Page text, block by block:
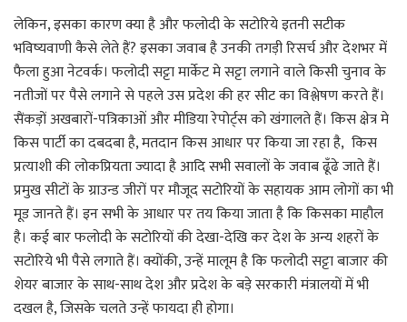
लेकिन, इसका कारण क्या है और फलोदी के सटोरिये इतनी सटीक
भविष्यवाणी कैसे लेते हैं? इसका जवाब है उनकी तगड़ी रिसर्च और देशभर में
फैला हुआ नेटवर्क। फलोदी सट्टा मार्केट मे सट्टा लगाने वाले किसी चुनाव के
नतीजों पर पैसे लगाने से पहले उस प्रदेश की हर सीट का विश्लेषण करते हैं।
सैंकड़ों अखबारों-पत्रिकाओं और मीडिया रेपोर्ट्स को खंगालते हैं। किस क्षेत्र मे
किस पार्टी का दबदबा है, मतदान किस आधार पर किया जा रहा है, किस
प्रत्याशी की लोकप्रियता ज्यादा है आदि सभी सवालों के जवाब ढूँढे जाते हैं।
प्रमुख सीटों के ग्राउन्ड जीरों पर मौजूद सटोरियों के सहायक आम लोगों का भी
मूड जानते हैं। इन सभी के आधार पर तय किया जाता है कि किसका माहौल
है। कई बार फलोदी के सटोरियों की देखा-देखि कर देश के अन्य शहरों के
सटोरिये भी पैसे लगाते हैं। क्योंकी, उन्हें मालूम है कि फलोदी सट्टा बाजार की
शेयर बाजार के साथ-साथ देश और प्रदेश के बड़े सरकारी मंत्रालयों में भी
दखल है, जिसके चलते उन्हें फायदा ही होगा।